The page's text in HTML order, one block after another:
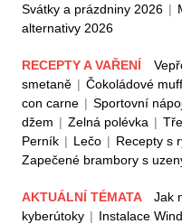
Svátky a prázdniny 2026 |
alternativy 2026
RECEPTY A VAŘENÍ
smetaně | Čokoládové
con carne | Sportovní
džem | Zelná polévka |
Perník | Lečo | Recepty s
Zapečené brambory s
AKTUÁLNÍ TÉMATA Jak
kyberútoky | Instalace